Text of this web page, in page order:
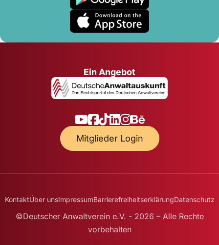
Ein Angebot
Mitglieder Login
KontaktÜber unsImpressumBarrierefreiheitserklärungDatenschutz
©Deutscher Anwaltverein e.V. - 2026 – Alle Rechte
vorbehalten